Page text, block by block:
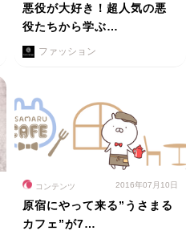
悪役が大好き！超人気の悪
役たちから学ぶ…
ファッション
コンテンツ 2016年07月10日
原宿にやって来る”うさまる
カフェ”が7…